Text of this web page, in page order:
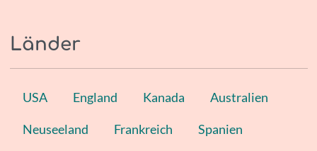
Länder
USA England Kanada Australien
Neuseeland Frankreich Spanien